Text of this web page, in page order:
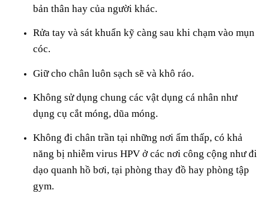
bản thân hay của người khác.
Rửa tay và sát khuẩn kỹ càng sau khi chạm vào mụn
cóc.
Giữ cho chân luôn sạch sẽ và khô ráo.
Không sử dụng chung các vật dụng cá nhân như
dụng cụ cắt móng, dũa móng.
Không đi chân trần tại những nơi ẩm thấp, có khả
năng bị nhiễm virus HPV ở các nơi công cộng như đi
dạo quanh hồ bơi, tại phòng thay đồ hay phòng tập
gym.